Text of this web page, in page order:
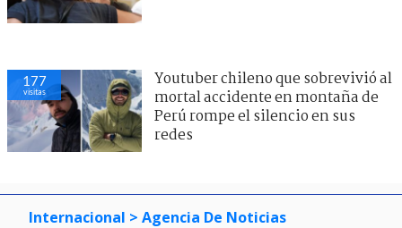
177
visitas
Youtuber chileno que sobrevivió al
mortal accidente en montaña de
Perú rompe el silencio en sus
redes
Internacional > Agencia De Noticias